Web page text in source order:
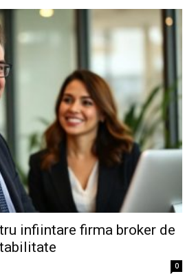
infiintare firma broker de
0